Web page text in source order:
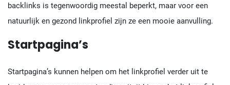
backlinks is tegenwoordig meestal beperkt, maar voor een
natuurlijk en gezond linkprofiel zijn ze een mooie aanvulling.
Startpagina’s
Startpagina’s kunnen helpen om het linkprofiel verder uit te